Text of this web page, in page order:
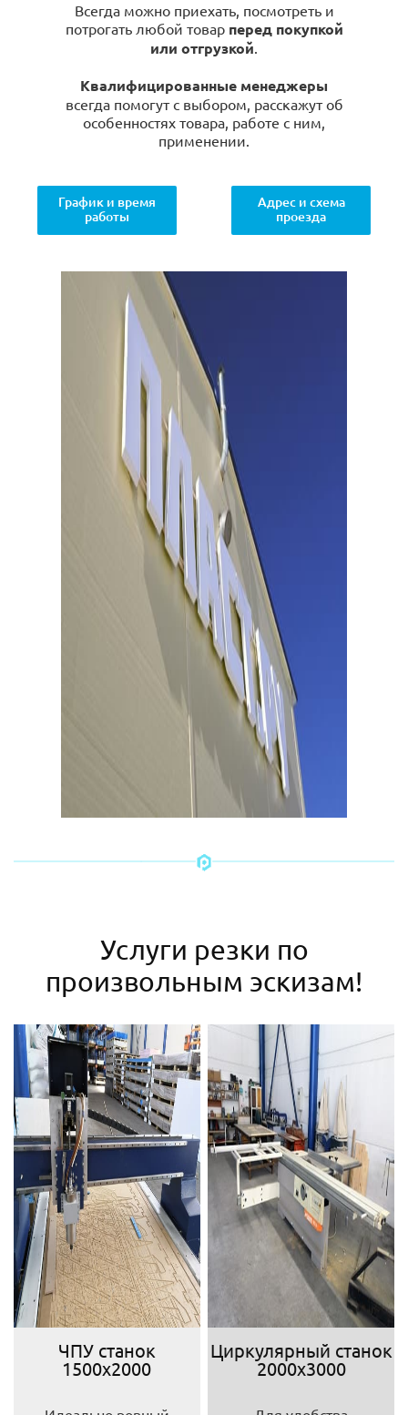
Всегда можно приехать, посмотреть и
потрогать любой товар перед покупкой
или отгрузкой.
Квалифицированные менеджеры
всегда помогут с выбором, расскажут об
особенностях товара, работе с ним,
применении.
График и время
работы
Адрес и схема
проезда
Услуги резки по
произвольным эскизам!
ЧПУ станок
1500х2000
Циркулярный станок
2000х3000